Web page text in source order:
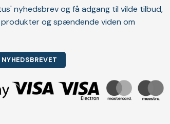
nyhedsbrev og få adgang til vilde tilbud,
og spændende viden om